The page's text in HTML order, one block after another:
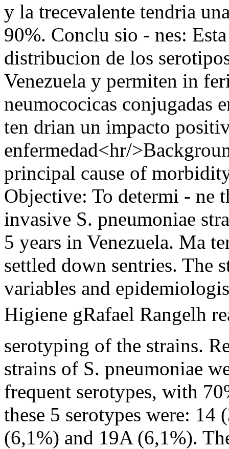
y la trecevalente tendria
90%. Conclu sio - nes:
distribucion de los
Venezuela y permiten in
neumococicas conjugadas
ten drian un impacto
enfermedad<hr/
principal cause of
Objective: To determi - ne
invasive S. pneumoniae
5 years in Venezuela. Ma
settled down sentries. The
variables and
Higiene gRafael Rangelh
serotyping of the strains.
strains of S. pneumoniae
frequent serotypes, with
these 5 serotypes were:
(6,1%) and 19A (6,1%).